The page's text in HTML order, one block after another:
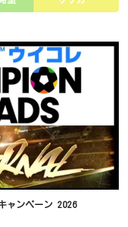
ャンペーン 2026